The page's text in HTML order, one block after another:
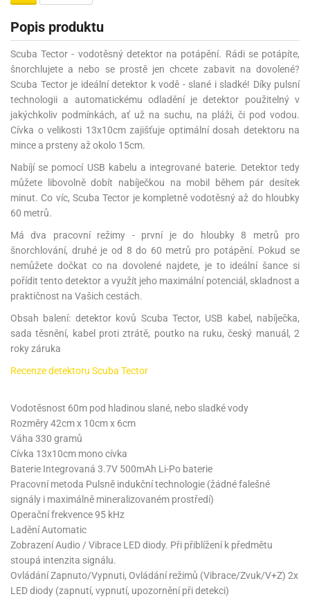
Popis produktu
Scuba Tector - vodotěsný detektor na potápění. Rádi se potápíte,
šnorchlujete a nebo se prostě jen chcete zabavit na dovolené?
Scuba Tector je ideální detektor k vodě - slané i sladké! Díky pulsní
technologii a automatickému odladění je detektor použitelný v
jakýchkoliv podmínkách, ať už na suchu, na pláži, či pod vodou.
Cívka o velikosti 13x10cm zajišťuje optimální dosah detektoru na
mince a prsteny až okolo 15cm.
Nabíjí se pomocí USB kabelu a integrované baterie. Detektor tedy
můžete libovolně dobít nabíječkou na mobil během pár desítek
minut. Co víc, Scuba Tector je kompletně vodotěsný až do hloubky
60 metrů.
Má dva pracovní režimy - první je do hloubky 8 metrů pro
šnorchlování, druhé je od 8 do 60 metrů pro potápění. Pokud se
nemůžete dočkat co na dovolené najdete, je to ideální šance si
pořídit tento detektor a využít jeho maximální potenciál, skladnost a
praktičnost na Vašich cestách.
Obsah balení: detektor kovů Scuba Tector, USB kabel, nabíječka,
sada těsnění, kabel proti ztrátě, poutko na ruku, český manuál, 2
roky záruka
Recenze detektoru Scuba Tector
Vodotěsnost 60m pod hladinou slané, nebo sladké vody
Rozměry 42cm x 10cm x 6cm
Váha 330 gramů
Cívka 13x10cm mono cívka
Baterie Integrovaná 3.7V 500mAh Li-Po baterie
Pracovní metoda Pulsně indukční technologie (žádné falešné
signály i maximálně mineralizovaném prostředí)
Operační frekvence 95 kHz
Ladění Automatic
Zobrazení Audio / Vibrace LED diody. Při přiblížení k předmětu
stoupá intenzita signálu.
Ovládání Zapnuto/Vypnuti, Ovládání režimů (Vibrace/Zvuk/V+Z) 2x
LED diody (zapnutí, vypnutí, upozornění při detekci)